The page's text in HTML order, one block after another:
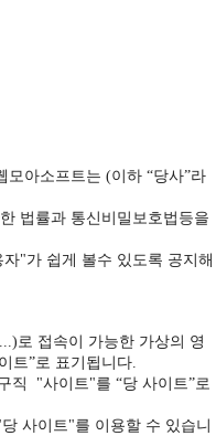
아소프트는 (이하 “당사”라
법률과 통신비밀보호법등을
"가 쉽게 볼수 있도록 공지해
로 접속이 가능한 가상의 영
트”로 표기됩니다.
직 "사이트"를 “당 사이트”로
사이트"를 이용할 수 있습니